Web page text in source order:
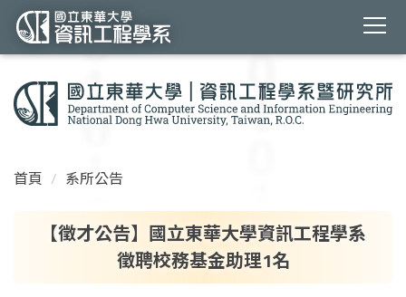
到
主
容
首頁 系所公告
【徵才公告】國立東華大學資訊工程學系
徵聘校務基金助理1名